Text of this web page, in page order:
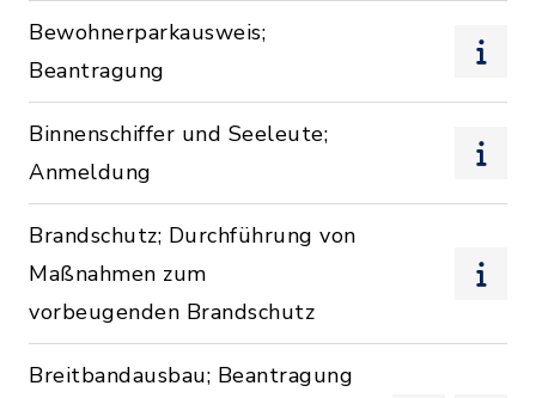
Bewohnerparkausweis;
Beantragung
Binnenschiffer und Seeleute;
Anmeldung
Brandschutz; Durchführung von
Maßnahmen zum
vorbeugenden Brandschutz
Breitbandausbau; Beantragung